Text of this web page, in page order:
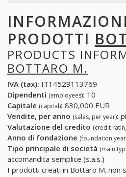
PRODOTTI
PRODUCTS
BOTTARO M.
IVA (tax): IT14529113769
Dipendenti (employees): 10
Capitale (capital): 830,000 EUR
Vendite, per anno (sales, per year):
Valutazione del credito (credit
Anno di fondazione (foundation
Tipo principale di società (main
accomandita semplice (s.a.s.)
I prodotti creati in Bottaro M. non